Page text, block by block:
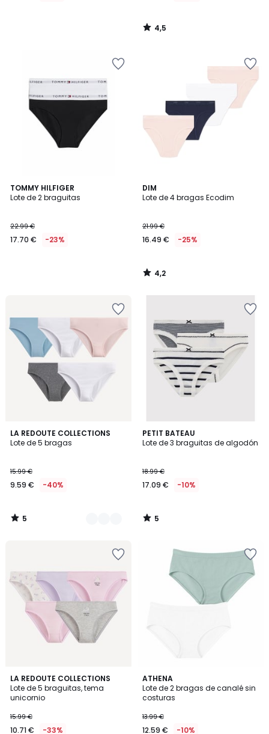
4,5
/
TOMMY HILFIGER
Lote de 2 braguitas
22.99 €
17.70 € -23%
DIM
Lote de 4 bragas Ecodim
21.99 €
16.49 € -25%
4,2
/ 5
4,2
/
LA REDOUTE COLLECTIONS
Lote de 5 bragas
15.99 €
9.59 € -40%
5
/
2
Colores
5
/
PETIT BATEAU
Lote de 3 braguitas de algodón
18.99 €
17.09 € -10%
5
/
5
/
LA REDOUTE COLLECTIONS
Lote de 5 braguitas, tema
unicornio
15.99 €
10.71 € -33%
4,7
/ 5
ATHENA
Lote de 2 bragas de canalé sin
costuras
13.99 €
12.59 € -10%